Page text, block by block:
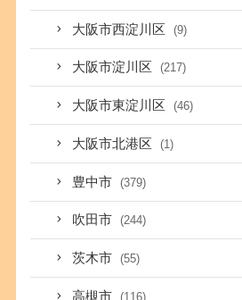
大阪市西淀川区 (9)
大阪市淀川区 (217)
大阪市東淀川区 (46)
大阪市北港区 (1)
豊中市 (379)
吹田市 (244)
茨木市 (55)
高槻市 (116)